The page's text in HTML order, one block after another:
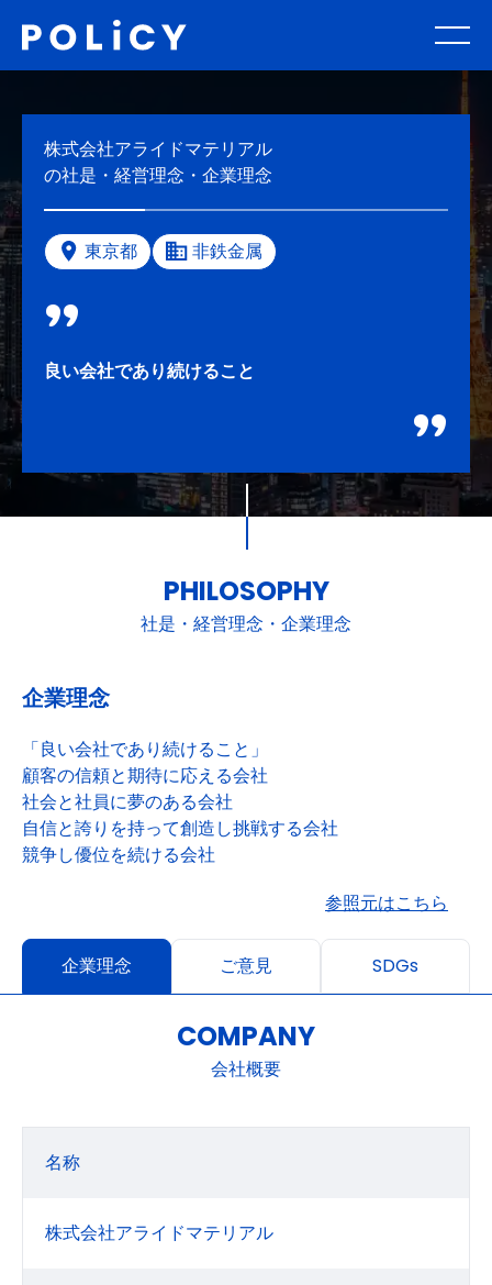
株式会社アライドマテリアル
の社是・経営理念・企業理念
東京都 非鉄金属
良い会社であり続けること
PHILOSOPHY
社是・経営理念・企業理念
企業理念
「良い会社であり続けること」
顧客の信頼と期待に応える会社
社会と社員に夢のある会社
自信と誇りを持って創造し挑戦する会社
競争し優位を続ける会社
参照元はこちら
企業理念 ご意見 SDGs
COMPANY
会社概要
名称
株式会社アライドマテリアル